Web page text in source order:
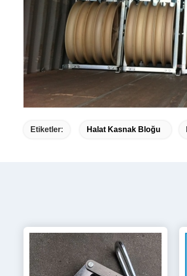
Etiketler: Halat Kasnak Bloğu